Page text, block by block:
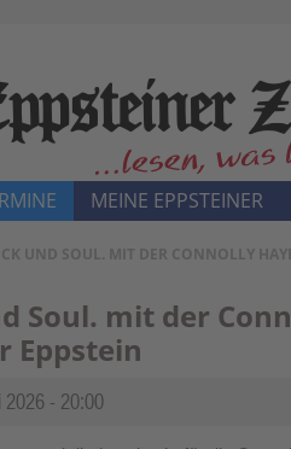
UND SOUL. MIT DER CONNOLLY
Soul. mit der
Eppstein
2026 - 20:00
MEINE EPPSTEINER